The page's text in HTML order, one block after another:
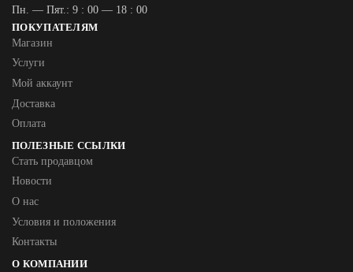
Пн. — Пят.: 9 : 00 — 18 : 00
ПОКУПАТЕЛЯМ
Магазин
Услуги
Мой аккаунт
Доставка
Оплата
ПОЛЕЗНЫЕ ССЫЛКИ
Стать продавцом
Новости
О нас
Условия и положения
Контакты
О КОМПАНИИ